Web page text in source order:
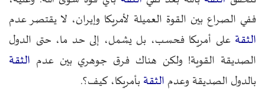
ففي الصراع بين القوة العميلة لأمريكا وإيران، لا يقتصر عدم
الثقة على أمريكا فحسب، بل يشمل، إلى حد ما، حتى الدول
الصديقة القوية! ولكن هناك فرق جوهري بين عدم الثقة
بالدول الصديقة وعدم الثقةبأمريكا، كيف؟.